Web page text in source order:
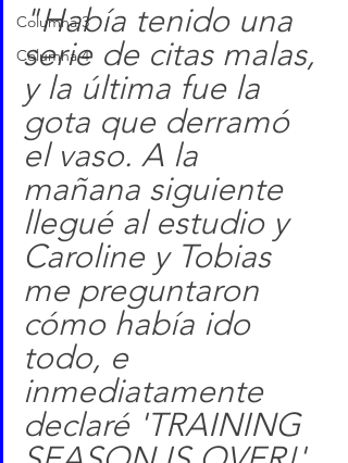
Columna 3
Columna 4
"Había tenido una
serie de citas malas,
y la última fue la
gota que derramó
el vaso. A la
mañana siguiente
llegué al estudio y
Caroline y Tobias
me preguntaron
cómo había ido
todo, e
inmediatamente
declaré 'TRAINING